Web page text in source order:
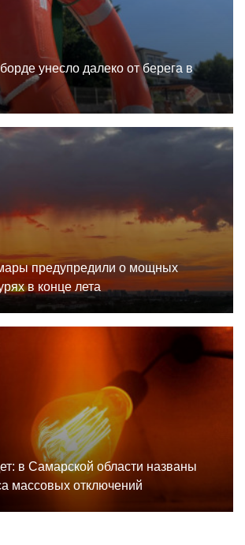
унесло далеко от берега в
предупредили о мощных
в конце лета
в Самарской области названы
массовых отключений